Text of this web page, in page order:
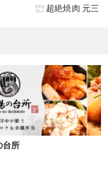
超絶焼肉 元三
台所